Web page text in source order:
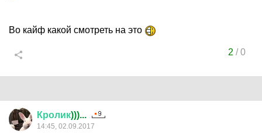
Во кайф какой смотреть на это
2 /0
Кролик)))...
14:45, 02.09.2017